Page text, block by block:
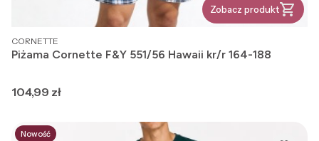
Zobacz produkt
PRODUCENT
CORNETTE
Piżama Cornette F&Y 551/56 Hawaii kr/r 164-188
Cena
104,99 zł
Nowość